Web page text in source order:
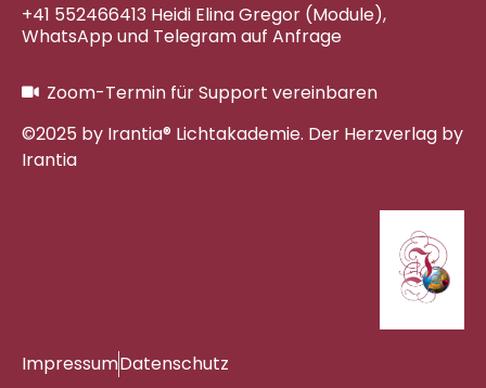
+41 552466413 Heidi Elina Gregor (Module),
WhatsApp und Telegram auf Anfrage
Zoom-Termin für Support vereinbaren
©2025 by Irantia® Lichtakademie. Der Herzverlag by
Irantia
ImpressumDatenschutz